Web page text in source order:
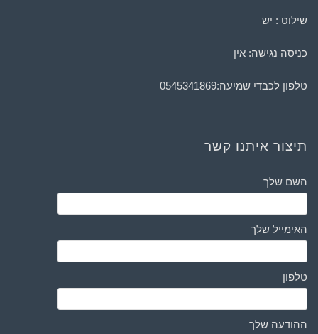
שילוט : יש
כניסה נגישה: אין
טלפון לכבדי שמיעה:0545341869
תיצור איתנו קשר
השם שלך
האימייל שלך
טלפון
ההודעה שלך